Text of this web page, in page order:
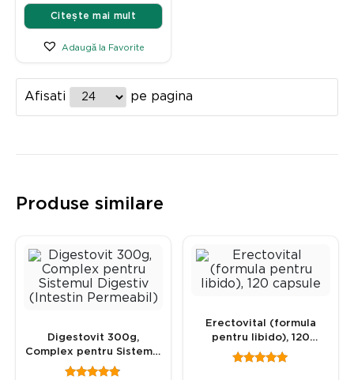
Citește mai mult
Adaugă la Favorite
Afisati pe pagina
Produse similare
Digestovit 300g,
Complex pentru Sistemul
Digestiv (Intestin
Erectovital (formula
pentru libido), 120
capsule